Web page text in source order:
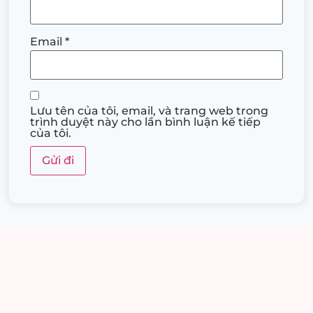
Email *
Lưu tên của tôi, email, và trang web trong
trình duyệt này cho lần bình luận kế tiếp
của tôi.